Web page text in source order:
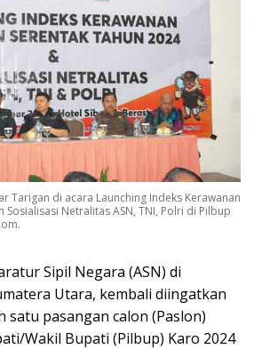
Tarigan di acara Launching Indeks Kerawanan
Sosialisasi Netralitas ASN, TNI, Polri di Pilbup
Sipil Negara (ASN) di
Utara, kembali diingatkan
satu pasangan calon (Paslon)
Wakil Bupati (Pilbup) Karo 2024